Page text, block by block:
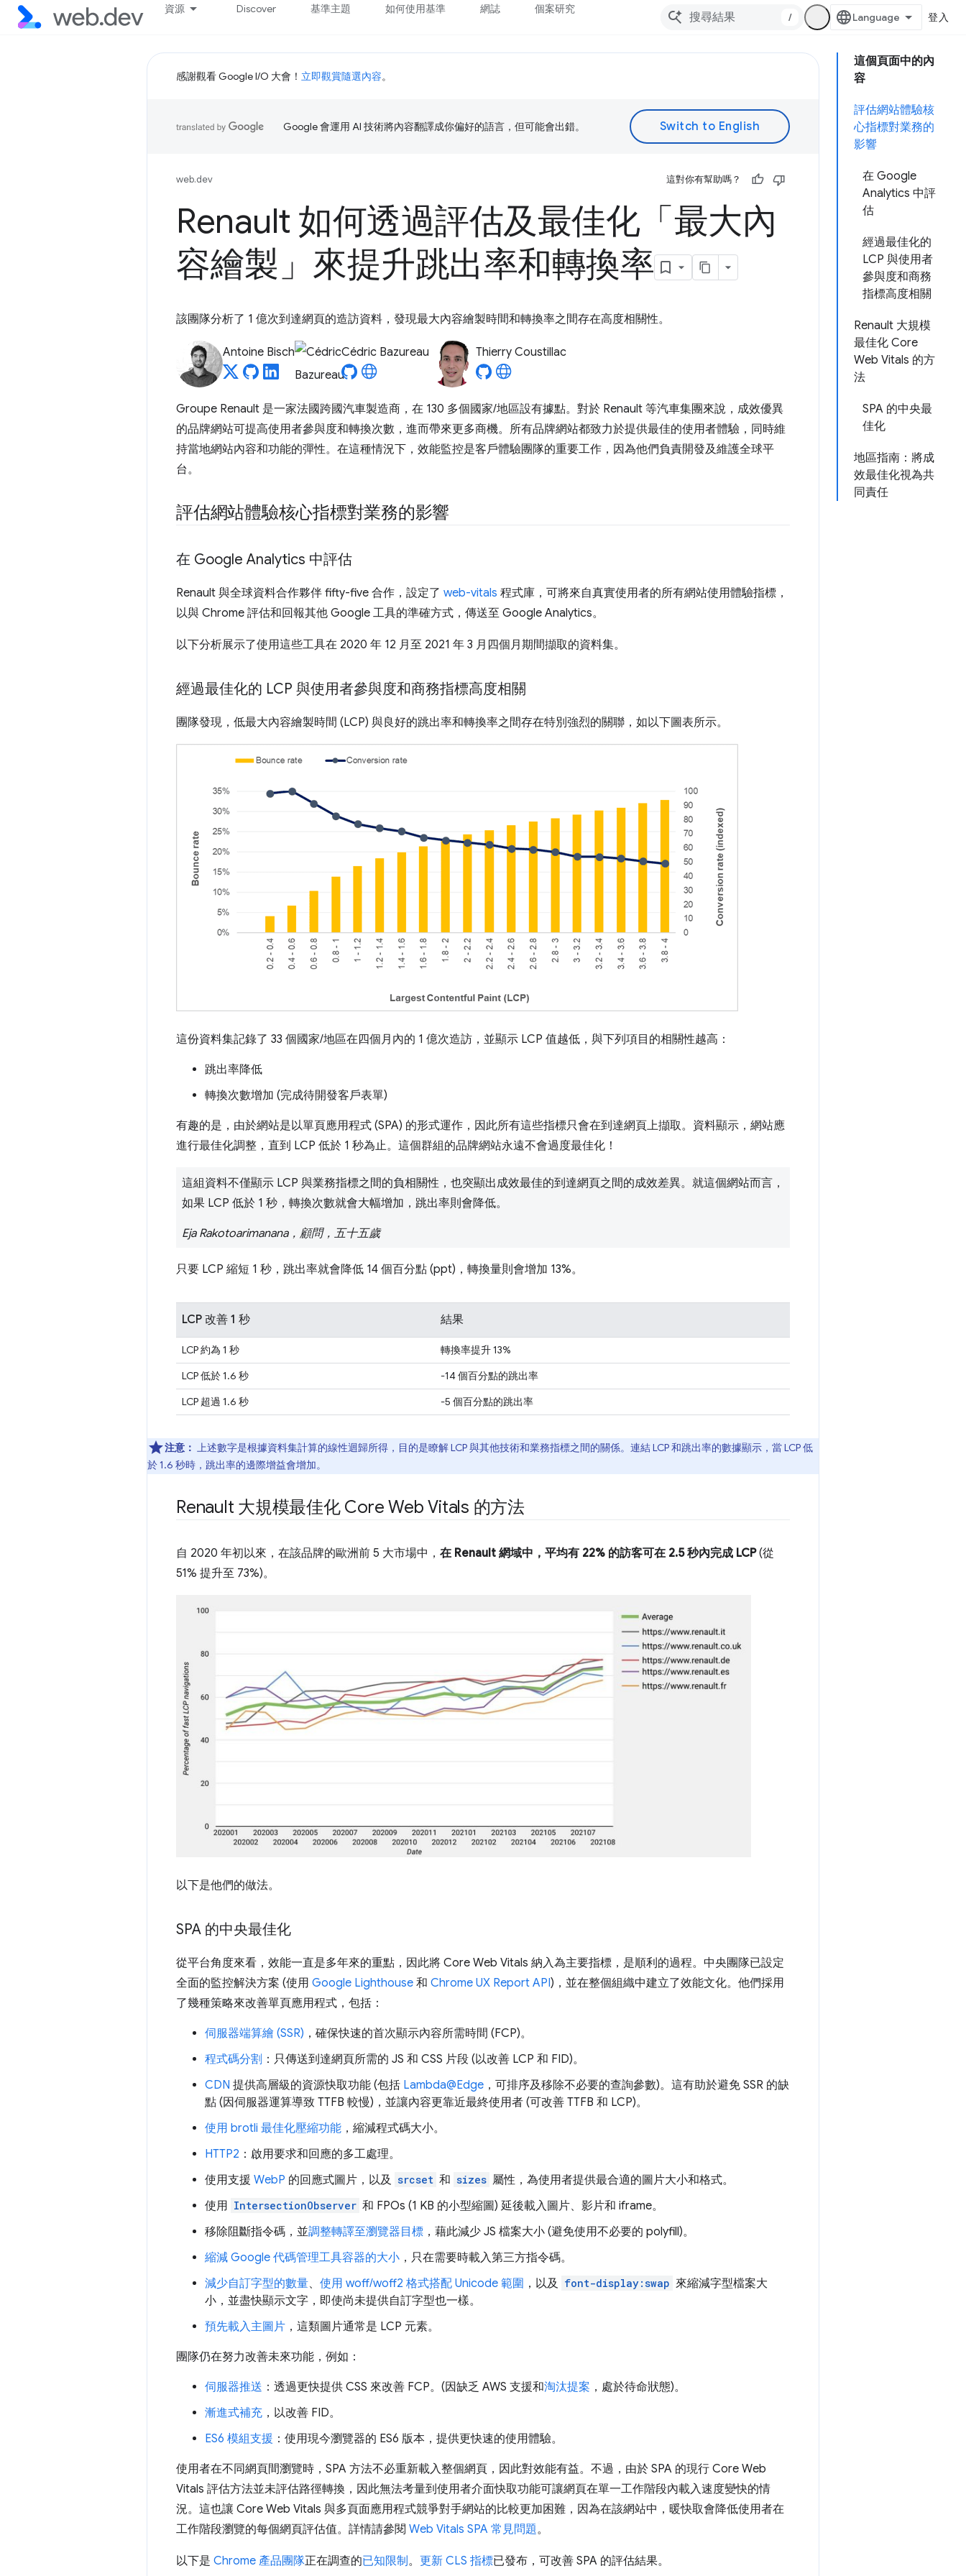
資源 Discover 基準主題 如何使用基準 網誌 個案研究
/ 登入
這個頁面中的內
容
評估網站體驗核
心指標對業務的
影響
在 Google
Analytics 中評
估
經過最佳化的
LCP 與使用者
參與度和商務
指標高度相關
Renault 大規模
最佳化 Core
Web Vitals 的方
法
SPA 的中央最
佳化
地區指南：將成
效最佳化視為共
同責任
感謝觀看 Google I/O 大會！ 立即觀賞隨選內容。
Google 會運用 AI 技術將內容翻譯成你偏好的語言，但可能會出錯。
web.dev 這對你有幫助嗎？
Renault 如何透過評估及最佳化「最大內
容繪製」來提升跳出率和轉換率
該團隊分析了 1 億次到達網頁的造訪資料，發現最大內容繪製時間和轉換率之間存在高度相關性。
Antoine Bisch Cédric Bazureau Thierry Coustillac
Groupe Renault 是一家法國跨國汽車製造商，在 130 多個國家/地區設有據點。對於 Renault 等汽車集團來說，成效優異
的品牌網站可提高使用者參與度和轉換次數，進而帶來更多商機。所有品牌網站都致力於提供最佳的使用者體驗，同時維
持當地網站內容和功能的彈性。在這種情況下，效能監控是客戶體驗團隊的重要工作，因為他們負責開發及維護全球平
台。
評估網站體驗核心指標對業務的影響
在 Google Analytics 中評估
Renault 與全球資料合作夥伴 fifty-five 合作，設定了 web-vitals 程式庫，可將來自真實使用者的所有網站使用體驗指標，
以與 Chrome 評估和回報其他 Google 工具的準確方式，傳送至 Google Analytics。
以下分析展示了使用這些工具在 2020 年 12 月至 2021 年 3 月四個月期間擷取的資料集。
經過最佳化的 LCP 與使用者參與度和商務指標高度相關
團隊發現，低最大內容繪製時間 (LCP) 與良好的跳出率和轉換率之間存在特別強烈的關聯，如以下圖表所示。
這份資料集記錄了 33 個國家/地區在四個月內的 1 億次造訪，並顯示 LCP 值越低，與下列項目的相關性越高：
跳出率降低
轉換次數增加 (完成待開發客戶表單)
有趣的是，由於網站是以單頁應用程式 (SPA) 的形式運作，因此所有這些指標只會在到達網頁上擷取。資料顯示，網站應
進行最佳化調整，直到 LCP 低於 1 秒為止。這個群組的品牌網站永遠不會過度最佳化！
這組資料不僅顯示 LCP 與業務指標之間的負相關性，也突顯出成效最佳的到達網頁之間的成效差異。就這個網站而言，
如果 LCP 低於 1 秒，轉換次數就會大幅增加，跳出率則會降低。
Eja Rakotoarimanana，顧問，五十五歲
只要 LCP 縮短 1 秒，跳出率就會降低 14 個百分點 (ppt)，轉換量則會增加 13%。
LCP 改善 1 秒 結果
LCP 約為 1 秒
轉換率提升 13%
LCP 低於 1.6 秒
-14 個百分點的跳出率
LCP 超過 1.6 秒
-5 個百分點的跳出率
注意： 上述數字是根據資料集計算的線性迴歸所得，目的是瞭解 LCP 與其他技術和業務指標之間的關係。連結 LCP 和跳出率的數據顯示，當 LCP 低
於 1.6 秒時，跳出率的邊際增益會增加。
Renault 大規模最佳化 Core Web Vitals 的方法
自 2020 年初以來，在該品牌的歐洲前 5 大市場中， 在 Renault 網域中，平均有 22% 的訪客可在 2.5 秒內完成 LCP(從
51% 提升至 73%)。
以下是他們的做法。
SPA 的中央最佳化
從平台角度來看，效能一直是多年來的重點，因此將 Core Web Vitals 納入為主要指標，是順利的過程。中央團隊已設定
全面的監控解決方案 (使用 Google Lighthouse 和 Chrome UX Report API)，並在整個組織中建立了效能文化。他們採用
了幾種策略來改善單頁應用程式，包括：
伺服器端算繪 (SSR) ，確保快速的首次顯示內容所需時間 (FCP)。
程式碼分割 ：只傳送到達網頁所需的 JS 和 CSS 片段 (以改善 LCP 和 FID)。
CDN 提供高層級的資源快取功能 (包括 Lambda@Edge ，可排序及移除不必要的查詢參數)。這有助於避免 SSR 的缺
點 (因伺服器運算導致 TTFB 較慢)，並讓內容更靠近最終使用者 (可改善 TTFB 和 LCP)。
使用 brotli 最佳化壓縮功能 ，縮減程式碼大小。
HTTP2 ：啟用要求和回應的多工處理。
使用支援 WebP 的回應式圖片，以及 srcset 和 sizes 屬性，為使用者提供最合適的圖片大小和格式。
使用 IntersectionObserver 和 FPOs (1 KB 的小型縮圖) 延後載入圖片、影片和 iframe。
移除阻斷指令碼，並調整轉譯至瀏覽器目標 ，藉此減少 JS 檔案大小 (避免使用不必要的 polyfill)。
縮減 Google 代碼管理工具容器的大小 ，只在需要時載入第三方指令碼。
減少自訂字型的數量、 使用 woff/woff2 格式搭配 Unicode 範圍 ，以及 font-display:swap 來縮減字型檔案大
小，並盡快顯示文字，即使尚未提供自訂字型也一樣。
預先載入主圖片 ，這類圖片通常是 LCP 元素。
團隊仍在努力改善未來功能，例如：
伺服器推送 ：透過更快提供 CSS 來改善 FCP。(因缺乏 AWS 支援和淘汰提案 ，處於待命狀態)。
漸進式補充 ，以改善 FID。
ES6 模組支援 ：使用現今瀏覽器的 ES6 版本，提供更快速的使用體驗。
使用者在不同網頁間瀏覽時，SPA 方法不必重新載入整個網頁，因此對效能有益。不過，由於 SPA 的現行 Core Web
Vitals 評估方法並未評估路徑轉換，因此無法考量到使用者介面快取功能可讓網頁在單一工作階段內載入速度變快的情
況。這也讓 Core Web Vitals 與多頁面應用程式競爭對手網站的比較更加困難，因為在該網站中，暖快取會降低使用者在
工作階段瀏覽的每個網頁評估值。詳情請參閱 Web Vitals SPA 常見問題。
以下是 Chrome 產品團隊正在調查的已知限制。 更新 CLS 指標已發布，可改善 SPA 的評估結果。